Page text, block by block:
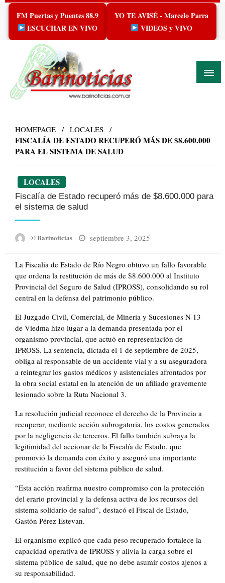
Skip
content
FM Puertas y Puentes 88.9
ESCUCHAR EN VIVO
YO TE AVISÉ - Marcelo Parra
VIDEOS y VIVO
HOMEPAGE LOCALES
FISCALÍA DE ESTADO RECUPERÓ MÁS DE $8.600.000
PARA EL SISTEMA DE SALUD
LOCALES
Fiscalía de Estado recuperó más de $8.600.000 para
el sistema de salud
© Barinoticias
Posted
septiembre 3, 2025
La Fiscalía de Estado de Río Negro obtuvo un fallo favorable
que ordena la restitución de más de $8.600.000 al Instituto
Provincial del Seguro de Salud (IPROSS), consolidando su rol
central en la defensa del patrimonio público.
El Juzgado Civil, Comercial, de Minería y Sucesiones N 13
de Viedma hizo lugar a la demanda presentada por el
organismo provincial, que actuó en representación de
IPROSS. La sentencia, dictada el 1 de septiembre de 2025,
obliga al responsable de un accidente vial y a su aseguradora
a reintegrar los gastos médicos y asistenciales afrontados por
la obra social estatal en la atención de un afiliado gravemente
lesionado sobre la Ruta Nacional 3.
La resolución judicial reconoce el derecho de la Provincia a
recuperar, mediante acción subrogatoria, los costos generados
por la negligencia de terceros. El fallo también subraya la
legitimidad del accionar de la Fiscalía de Estado, que
promovió la demanda con éxito y aseguró una importante
restitución a favor del sistema público de salud.
“Esta acción reafirma nuestro compromiso con la protección
del erario provincial y la defensa activa de los recursos del
sistema solidario de salud”, destacó el Fiscal de Estado,
Gastón Pérez Estevan.
El organismo explicó que cada peso recuperado fortalece la
capacidad operativa de IPROSS y alivia la carga sobre el
sistema público de salud, que no debe asumir costos ajenos a
su responsabilidad.